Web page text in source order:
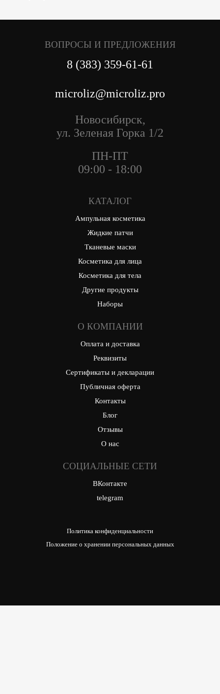
ВОПРОСЫ И ПРЕДЛОЖЕНИЯ
8 (383) 359-61-61
microliz@microliz.pro
Новосибирск,
ул. Зеленая Горка 1/2
ПН-ПТ
09:00 - 18:00
КАТАЛОГ
Ампульная косметика
Жидкие патчи
Тканевые маски
Косметика для лица
Косметика для тела
Другие продукты
Наборы
О КОМПАНИИ
Оплата и доставка
Реквизиты
Сертификаты и декларации
Публичная оферта
Контакты
Блог
Отзывы
О нас
СОЦИАЛЬНЫЕ СЕТИ
ВКонтакте
telegram
Политика конфиденциальности
Положение о хранении персональных данных